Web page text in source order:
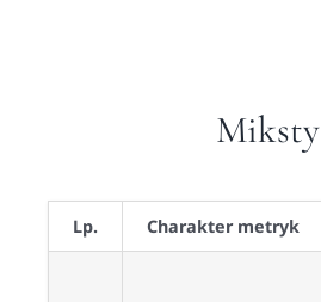
Miksty
Lp. Charakter metryk